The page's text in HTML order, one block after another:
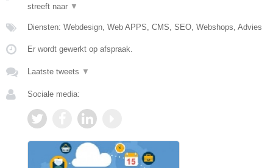
streeft naar ▼
Diensten: Webdesign, Web APPS, CMS, SEO, Webshops, Advies
Er wordt gewerkt op afspraak.
Laatste tweets ▼
Sociale media: